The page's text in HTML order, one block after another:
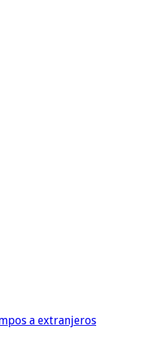
a extranjeros